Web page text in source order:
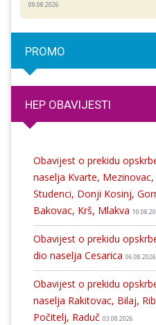
09.08.2026
PROMO
HEP OBAVIJESTI
Obavijest o prekidu
naselja Kvarte,
Studenci, Donji Kosinj,
Bakovac, Krš, Mlakva
Obavijest o prekidu
dio naselja Cesarica 06.08.2026
Obavijest o prekidu
naselja Rakitovac, Bilaj,
Počitelj, Raduč 03.08.2026